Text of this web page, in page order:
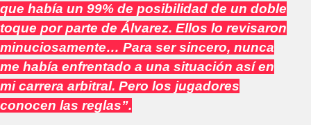
que había un 99% de posibilidad de un doble
toque por parte de Álvarez. Ellos lo revisaron
minuciosamente… Para ser sincero, nunca
me había enfrentado a una situación así en
mi carrera arbitral. Pero los jugadores
conocen las reglas”.